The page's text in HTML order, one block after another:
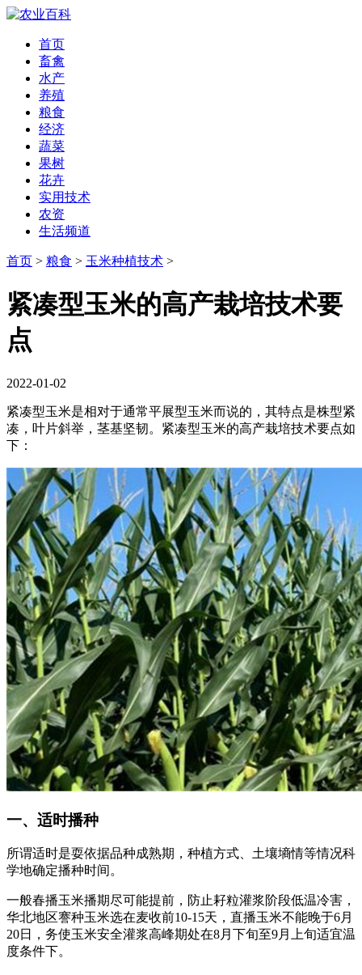
首页
畜禽
水产
养殖
粮食
经济
蔬菜
果树
花卉
实用技术
农资
生活频道
首页 > 粮食 > 玉米种植技术 >
紧凑型玉米的高产栽培技术要
点
2022-01-02
紧凑型玉米是相对于通常平展型玉米而说的，其特点是株型紧
凑，叶片斜举，茎基坚韧。紧凑型玉米的高产栽培技术要点如
下：
一、适时播种
所谓适时是耍依据品种成熟期，种植方式、土壤墒情等情况科
学地确定播种时间。
一般春播玉米播期尽可能提前，防止耔粒灌浆阶段低温冷害，
华北地区謇种玉米选在麦收前10-15天，直播玉米不能晚于6月
20日，务使玉米安全灌浆高峰期处在8月下旬至9月上旬适宜温
度条件下。